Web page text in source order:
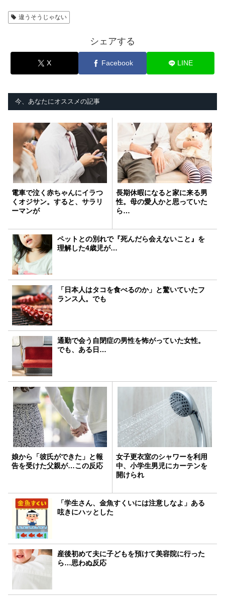
違うそうじゃない
シェアする
X Facebook LINE
今、あなたにオススメの記事
電車で泣く赤ちゃんにイラつ
くオジサン。すると、サラリ
ーマンが
長期休暇になると家に来る男
性。母の愛人かと思っていた
ら…
ペットとの別れで『死んだら会えないこと』を
理解した4歳児が…
「日本人はタコを食べるのか」と驚いていたフ
ランス人。でも
通勤で会う自閉症の男性を怖がっていた女性。
でも、ある日…
娘から「彼氏ができた」と報
告を受けた父親が…この反応
女子更衣室のシャワーを利用
中、小学生男児にカーテンを
開けられ
「学生さん、金魚すくいには注意しなよ」ある
呟きにハッとした
産後初めて夫に子どもを預けて美容院に行った
ら…思わぬ反応